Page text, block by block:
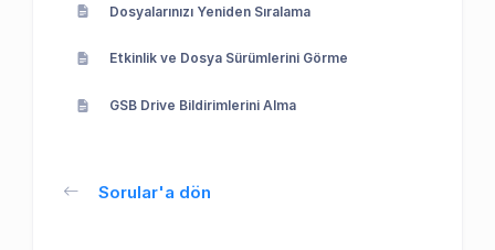
Dosyalarınızı Yeniden Sıralama
Etkinlik ve Dosya Sürümlerini Görme
GSB Drive Bildirimlerini Alma
Sorular'a dön